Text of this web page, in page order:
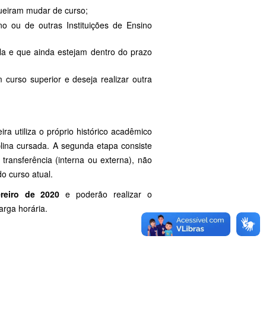
mudar de curso;
ou de outras Instituições de Ensino
e que ainda estejam dentro do prazo
superior e deseja realizar outra
utiliza o próprio histórico acadêmico
cursada. A segunda etapa consiste
(interna ou externa), não
curso atual.
de 2020 e poderão realizar o
horária.